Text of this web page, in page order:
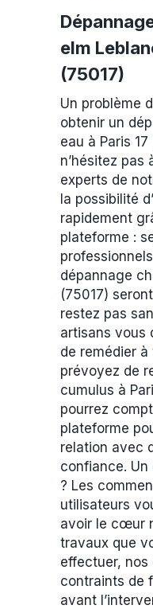
elm
(75017)
Un problème
obtenir un
eau à Paris
n’hésitez pas
experts de
la possibilité
rapidement
plateforme :
dépannage
(75017)
restez pas
artisans vous
de remédier
prévoyez de
cumulus à
pourrez
plateforme
relation avec
confiance.
? Les
utilisateurs
avoir le cœur
travaux que
effectuer,
contraints de
avant